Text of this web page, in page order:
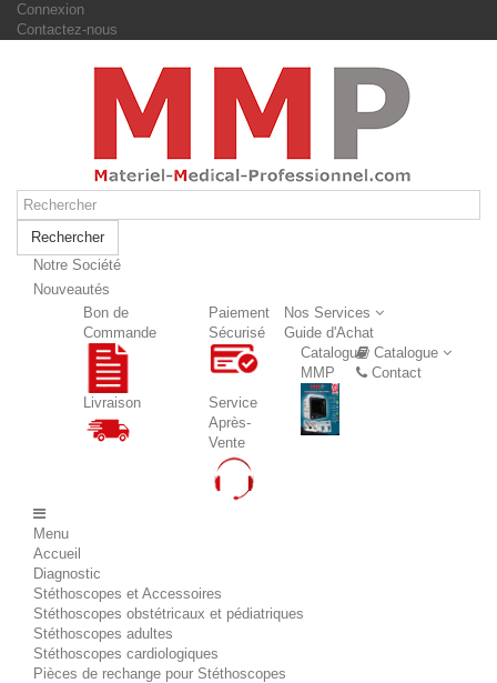
Connexion
Contactez-nous
Rechercher
Notre Société
Nouveautés
Nos Services
Bon de
Commande
Paiement
Sécurisé
Livraison
Service
Après-
Vente
Guide d'Achat
Catalogue
Catalogue
MMP
Contact
Menu
Accueil
Diagnostic
Stéthoscopes et Accessoires
Stéthoscopes obstétricaux et pédiatriques
Stéthoscopes adultes
Stéthoscopes cardiologiques
Pièces de rechange pour Stéthoscopes